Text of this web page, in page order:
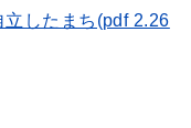
したまち(pdf 2.26